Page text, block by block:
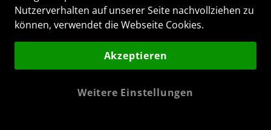
es uns zur Aufgabe gemacht, Ihnen dabei zu
Nutzerverhalten auf unserer Seite nachvollziehen zu
können, verwendet die Webseite Cookies.
Akzeptieren
Weitere Einstellungen